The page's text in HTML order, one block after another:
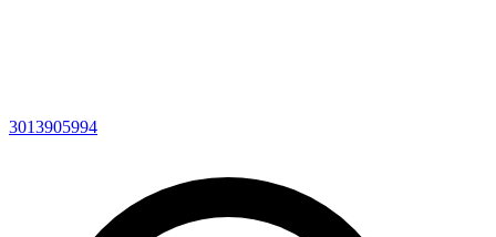
3013905994